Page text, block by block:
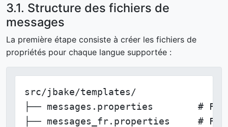
3.1. Structure des fichiers de
messages
La première étape consiste à créer les fichiers de
propriétés pour chaque langue supportée :
src/jbake/templates/
├── messages.properties        #
├── messages_fr.properties     #